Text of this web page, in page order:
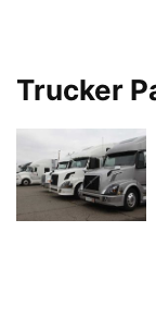
Trucker